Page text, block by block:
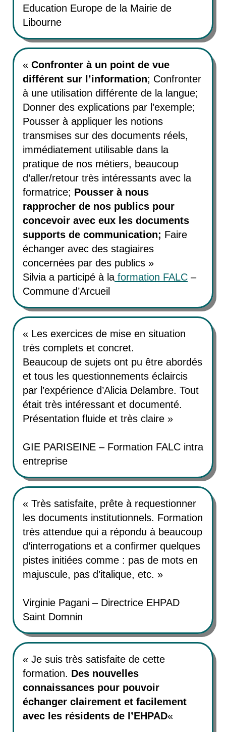
Education Europe de la Mairie de
Libourne
« Confronter à un point de vue
différent sur l’information; Confronter
à une utilisation différente de la langue;
Donner des explications par l’exemple;
Pousser à appliquer les notions
transmises sur des documents réels,
immédiatement utilisable dans la
pratique de nos métiers, beaucoup
d’aller/retour très intéressants avec la
formatrice; Pousser à nous
rapprocher de nos publics pour
concevoir avec eux les documents
supports de communication; Faire
échanger avec des stagiaires
concernées par des publics »
Silvia a participé à la formation FALC –
Commune d’Arcueil
« Les exercices de mise en situation
très complets et concret.
Beaucoup de sujets ont pu être abordés
et tous les questionnements éclaircis
par l’expérience d’Alicia Delambre. Tout
était très intéressant et documenté.
Présentation fluide et très claire »
GIE PARISEINE – Formation FALC intra
entreprise
« Très satisfaite, prête à requestionner
les documents institutionnels. Formation
très attendue qui a répondu à beaucoup
d’interrogations et a confirmer quelques
pistes initiées comme : pas de mots en
majuscule, pas d’italique, etc. »
Virginie Pagani – Directrice EHPAD
Saint Domnin
« Je suis très satisfaite de cette
formation. Des nouvelles
connaissances pour pouvoir
échanger clairement et facilement
avec les résidents de l’EHPAD«